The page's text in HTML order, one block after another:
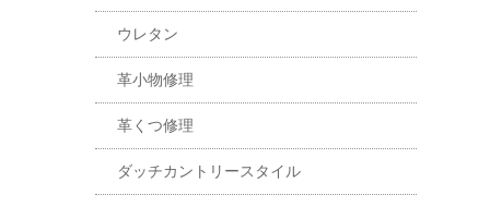
ウレタン
革小物修理
革くつ修理
ダッチカントリースタイル